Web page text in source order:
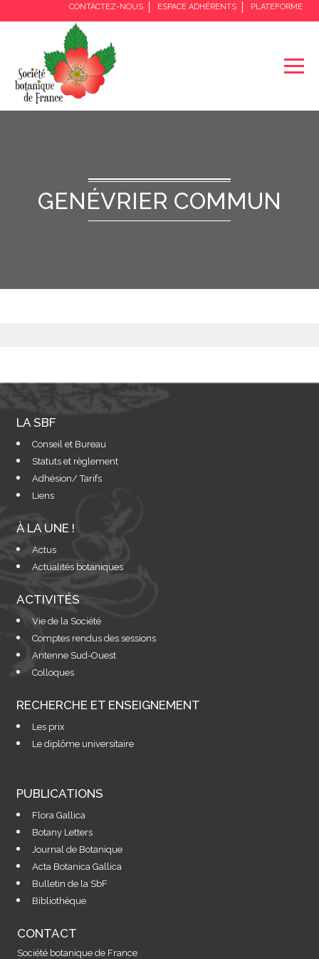
CONTACTEZ-NOUS ESPACE ADHÉRENTS PLATEFORME
GENÉVRIER COMMUN
LA SBF
Conseil et Bureau
Statuts et règlement
Adhésion/ Tarifs
Liens
À LA UNE !
Actus
Actualités botaniques
ACTIVITÉS
Vie de la Société
Comptes rendus des sessions
Antenne Sud-Ouest
Colloques
RECHERCHE ET ENSEIGNEMENT
Les prix
Le diplôme universitaire
PUBLICATIONS
Flora Gallica
Botany Letters
Journal de Botanique
Acta Botanica Gallica
Bulletin de la SbF
Bibliothèque
CONTACT
Société botanique de France